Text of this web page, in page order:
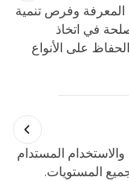
المعرفة وفرص تنمية
في اتخاذ
على الأنواع
والاستخدام المستدام
المستويات.